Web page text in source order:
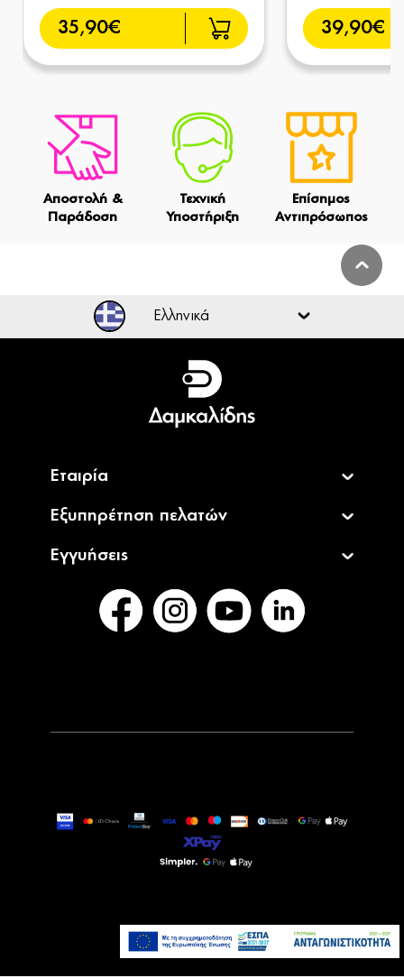
35,90€ 39,90€
Αποστολή &
Παράδοση
Τεχνική
Υποστήριξη
Επίσημος
Αντιπρόσωπος
Προσθήκη στο καλάθι
Ελληνικά
Ελληνικά
English
Εταιρία
Εξυπηρέτηση πελατών
Εγγυήσεις